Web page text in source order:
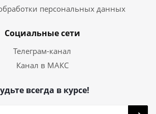
персональных данных
Социальные сети
Телеграм-канал
Канал в МАКС
всегда в курсе!